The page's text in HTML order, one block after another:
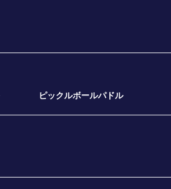
ピックルボールパドル